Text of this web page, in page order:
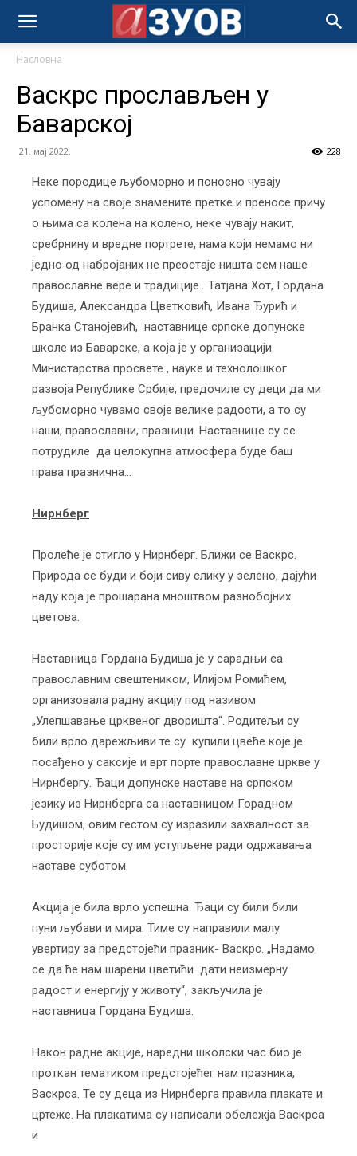
Насловна
Baскрс прослављен у
Баварској
21. мај 2022. 228
Неке породице љубоморно и поносно чувају
успомену на своје знамените претке и преносе причу
о њима са колена на колено, неке чувају накит,
сребрнину и вредне портрете, нама који немамо ни
једно од набројаних не преостаје ништа сем наше
православне вере и традиције. Татјана Хот, Гордана
Будиша, Александра Цветковић, Ивана Ђурић и
Бранка Станојевић, наставнице српске допунске
школе из Баварске, а која је у организацији
Министарства просвете , науке и технолошког
развоја Републике Србије, предочиле су деци да ми
љубоморно чувамо своје велике радости, а то су
наши, православни, празници. Наставнице су се
потрудиле да целокупна атмосфера буде баш
права празнична…
Нирнберг
Пролеће је стигло у Нирнберг. Ближи се Васкрс.
Природа се буди и боји сиву слику у зелено, дајући
наду која је прошарана мноштвом разнобојних
цветова.
Наставница Гордана Будиша је у сарадњи са
православним свештеником, Илијом Ромићем,
организовала радну акцију под називом
„Улепшавање црквеног дворишта“. Родитељи су
били врло дарежљиви те су купили цвеће које је
посађено у саксије и врт порте православне цркве у
Нирнбергу. Ђаци допунске наставе на српском
језику из Нирнберга са наставницом Горадном
Будишом, овим гестом су изразили захвалност за
просторије које су им уступљене ради одржавања
наставе суботом.
Акција је била врло успешна. Ђаци су били били
пуни љубави и мира. Тиме су направили малу
увертиру за предстојећи празник- Васкрс. „Надамо
се да ће нам шарени цветићи дати неизмерну
радост и енергију у животу“, закључила је
наставница Гордана Будиша.
Након радне акције, наредни школски час био је
проткан тематиком предстојећег нам празника,
Васкрса. Те су деца из Нирнберга правила плакате и
цртеже. На плакатима су написали обележја Васкрса
и